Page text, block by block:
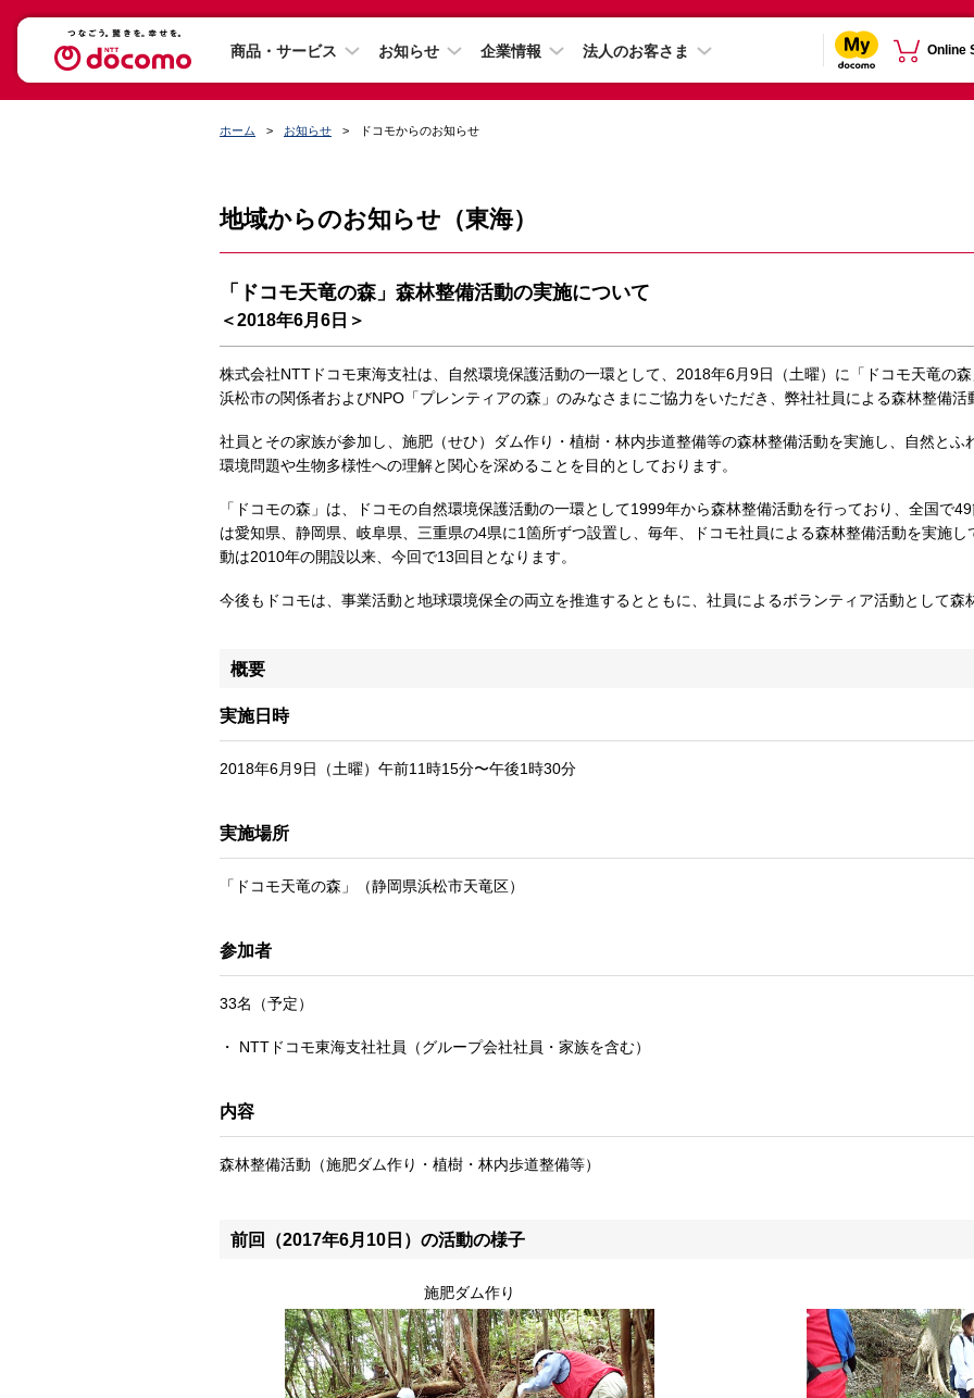
商品・サービス お知らせ 企業情報 法人のお客さま Online
ホーム お知らせ ドコモからのお知らせ
地域からのお知らせ（東海）
「ドコモ天竜の森」森林整備活動の実施について
＜2018年6月6日＞
株式会社NTTドコモ東海支社は、自然環境保護活動の一環として、2018年6月9日（土曜）に「ドコモ天竜の
浜松市の関係者およびNPO「プレンティアの森」のみなさまにご協力をいただき、弊社社員による森林整備
社員とその家族が参加し、施肥（せひ）ダム作り・植樹・林内歩道整備等の森林整備活動を実施し、自然と
環境問題や生物多様性への理解と関心を深めることを目的としております。
「ドコモの森」は、ドコモの自然環境保護活動の一環として1999年から森林整備活動を行っており、全国で
は愛知県、静岡県、岐阜県、三重県の4県に1箇所ずつ設置し、毎年、ドコモ社員による森林整備活動を実施
動は2010年の開設以来、今回で13回目となります。
今後もドコモは、事業活動と地球環境保全の両立を推進するとともに、社員によるボランティア活動として森
概要
実施日時
2018年6月9日（土曜）午前11時15分〜午後1時30分
実施場所
「ドコモ天竜の森」（静岡県浜松市天竜区）
参加者
33名（予定）
NTTドコモ東海支社社員（グループ会社社員・家族を含む）
内容
森林整備活動（施肥ダム作り・植樹・林内歩道整備等）
前回（2017年6月10日）の活動の様子
施肥ダム作り